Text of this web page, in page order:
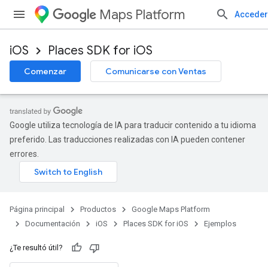
Maps Platform Acceder
iOS Places SDK for iOS
Comenzar Comunicarse con Ventas
Google utiliza tecnología de IA para traducir contenido a tu idioma
preferido. Las traducciones realizadas con IA pueden contener
errores.
Página principal Productos
Google Maps Platform
Documentación
iOS Places SDK for iOS Ejemplos
¿Te resultó útil?